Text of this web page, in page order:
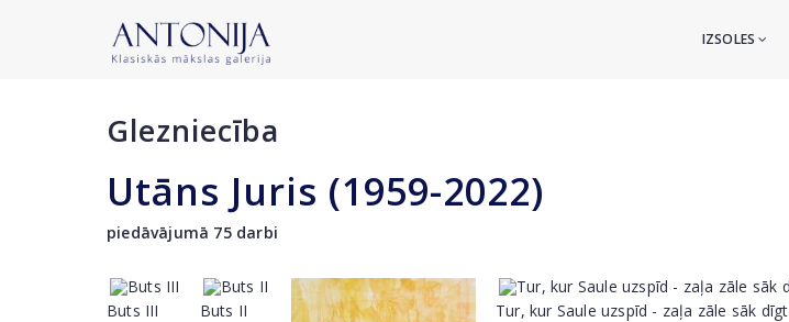
IZSOLES
Glezniecība
Utāns Juris (1959-2022)
piedāvājumā 75 darbi
Buts III Buts II Tur, kur Saule uzspīd - zaļa zāle sāk dīgt